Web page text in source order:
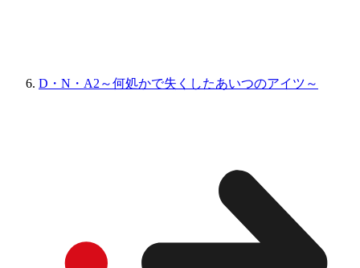
D・N・A2～何処かで失くしたあいつのアイツ～